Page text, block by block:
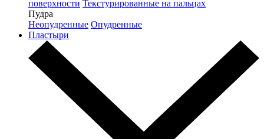
поверхности Текстурированные на пальцах
Пудра
Неопудренные Опудренные
Пластыри